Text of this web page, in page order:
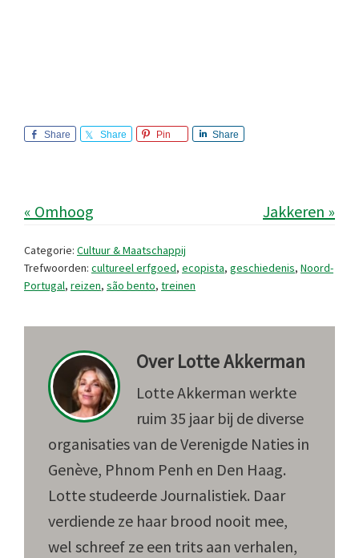
Share Share Pin Share
« Omhoog Jakkeren »
Categorie: Cultuur & Maatschappij
Trefwoorden: cultureel erfgoed, ecopista, geschiedenis, Noord-
Portugal, reizen, são bento, treinen
OverLotte Akkerman
Lotte Akkerman werkte
ruim 35 jaar bij de diverse
organisaties van de Verenigde Naties in
Genève, Phnom Penh en Den Haag.
Lotte studeerde Journalistiek. Daar
verdiende ze haar brood nooit mee,
wel schreef ze een trits aan verhalen,